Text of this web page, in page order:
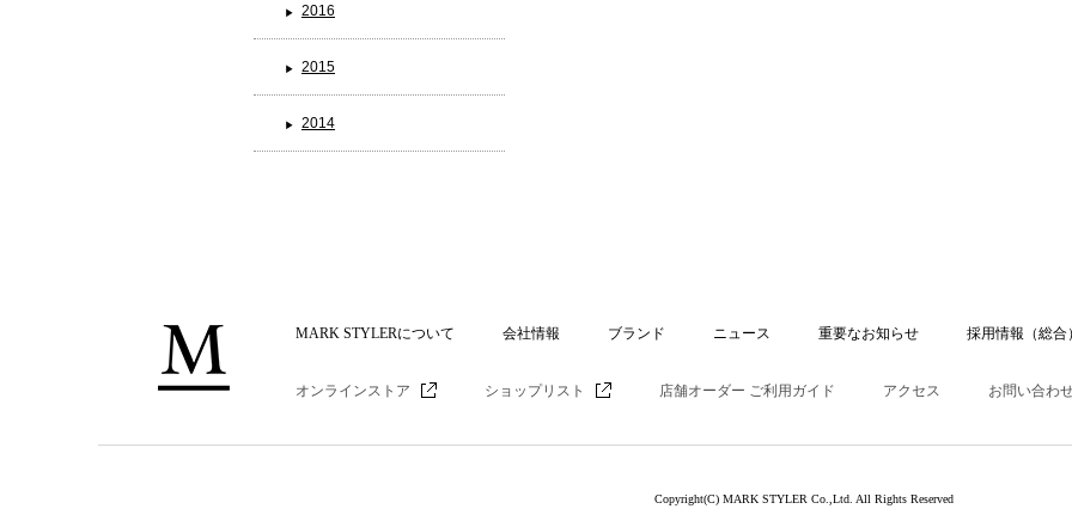
2016
2015
2014
MARK STYLERについて 会社情報 ブランド ニュース 重要なお知らせ 採用情報（総合）
オンラインストア ショップリスト 店舗オーダー ご利用ガイド アクセス お問い合わ
Copyright(C) MARK STYLER Co.,Ltd. All Rights Reserved